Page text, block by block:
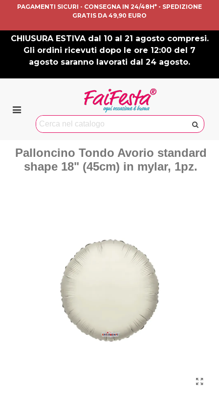
PAGAMENTI SICURI - CONSEGNA IN 24/48H* - SPEDIZIONE
GRATIS DA 49,90 EURO
CHIUSURA ESTIVA dal 10 al 21 agosto compresi.
Gli ordini ricevuti dopo le ore 12:00 del 7
agosto saranno lavorati dal 24 agosto.
Palloncino Tondo Avorio standard
shape 18" (45cm) in mylar, 1pz.